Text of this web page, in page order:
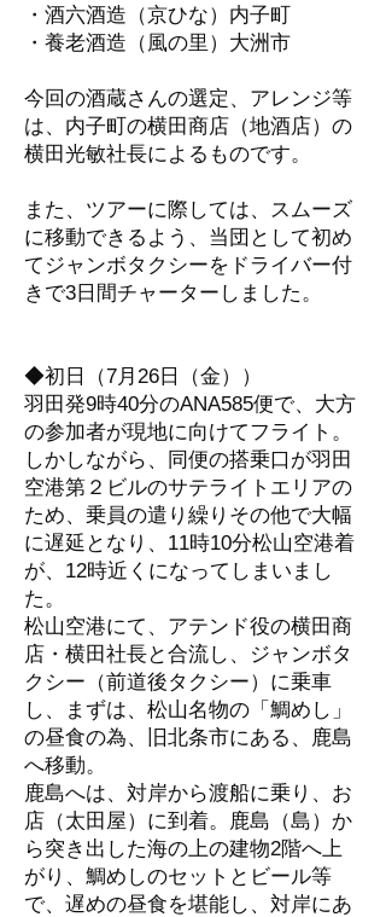
・酒六酒造（京ひな）内子町
・養老酒造（風の里）大洲市
今回の酒蔵さんの選定、アレンジ等
は、内子町の横田商店（地酒店）の
横田光敏社長によるものです。
また、ツアーに際しては、スムーズ
に移動できるよう、当団として初め
てジャンボタクシーをドライバー付
きで3日間チャーターしました。
◆初日（7月26日（金））
羽田発9時40分のANA585便で、大方
の参加者が現地に向けてフライト。
しかしながら、同便の搭乗口が羽田
空港第２ビルのサテライトエリアの
ため、乗員の遣り繰りその他で大幅
に遅延となり、11時10分松山空港着
が、12時近くになってしまいまし
た。
松山空港にて、アテンド役の横田商
店・横田社長と合流し、ジャンボタ
クシー（前道後タクシー）に乗車
し、まずは、松山名物の「鯛めし」
の昼食の為、旧北条市にある、鹿島
へ移動。
鹿島へは、対岸から渡船に乗り、お
店（太田屋）に到着。鹿島（島）か
ら突き出した海の上の建物2階へ上
がり、鯛めしのセットとビール等
で、遅めの昼食を堪能し、対岸にあ